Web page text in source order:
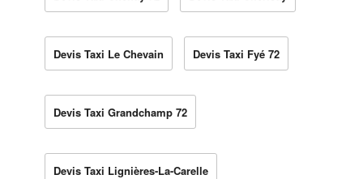
Devis Taxi Le Chevain Devis Taxi Fyé 72
Devis Taxi Grandchamp 72
Devis Taxi Lignières-La-Carelle